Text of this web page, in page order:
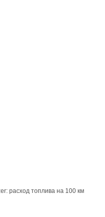
расход топлива на 100 км